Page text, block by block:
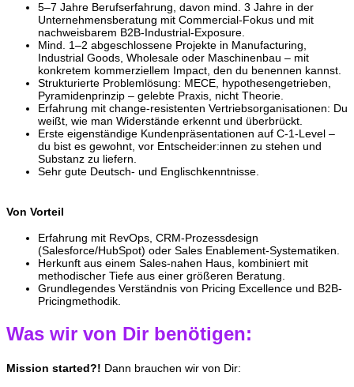
5–7 Jahre Berufserfahrung, davon mind. 3 Jahre in der
Unternehmensberatung mit Commercial-Fokus und mit
nachweisbarem B2B-Industrial-Exposure.
Mind. 1–2 abgeschlossene Projekte in Manufacturing,
Industrial Goods, Wholesale oder Maschinenbau – mit
konkretem kommerziellem Impact, den du benennen kannst.
Strukturierte Problemlösung: MECE, hypothesengetrieben,
Pyramidenprinzip – gelebte Praxis, nicht Theorie.
Erfahrung mit change-resistenten Vertriebsorganisationen: Du
weißt, wie man Widerstände erkennt und überbrückt.
Erste eigenständige Kundenpräsentationen auf C-1-Level –
du bist es gewohnt, vor Entscheider:innen zu stehen und
Substanz zu liefern.
Sehr gute Deutsch- und Englischkenntnisse.
Von Vorteil
Erfahrung mit RevOps, CRM-Prozessdesign
(Salesforce/HubSpot) oder Sales Enablement-Systematiken.
Herkunft aus einem Sales-nahen Haus, kombiniert mit
methodischer Tiefe aus einer größeren Beratung.
Grundlegendes Verständnis von Pricing Excellence und B2B-
Pricingmethodik.
Was wir von Dir benötigen:
Mission started?! Dann brauchen wir von Dir: